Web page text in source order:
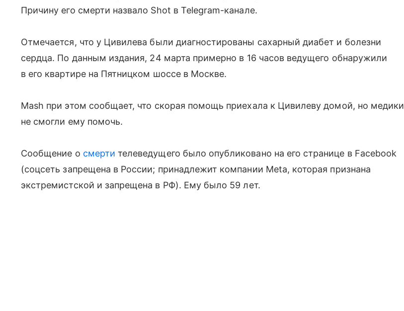
Причину его смерти назвало Shot в Telegram-канале.
Отмечается, что у Цивилева были диагностированы сахарный диабет и болезни
сердца. По данным издания, 24 марта примерно в 16 часов ведущего обнаружили
в его квартире на Пятницком шоссе в Москве.
Mash при этом сообщает, что скорая помощь приехала к Цивилеву домой, но медики
не смогли ему помочь.
Сообщение о смерти телеведущего было опубликовано на его странице в Facebook
(соцсеть запрещена в России; принадлежит компании Meta, которая признана
экстремистской и запрещена в РФ). Ему было 59 лет.